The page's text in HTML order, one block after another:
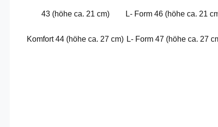
43 (höhe ca. 21 cm) L- Form 46 (höhe ca. 21
Komfort 44 (höhe ca. 27 cm) L- Form 47 (höhe ca. 27